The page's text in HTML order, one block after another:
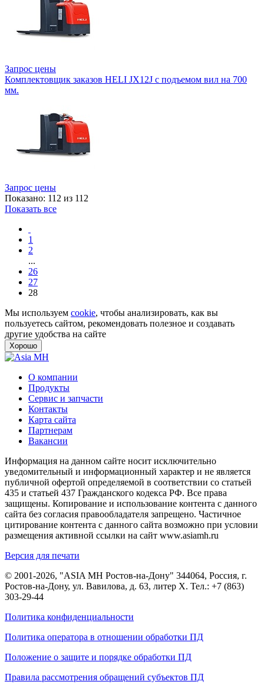
Запрос цены
Комплектовщик заказов HELI JX12J с подъемом вил на 700
мм.
Запрос цены
Показано: 112 из 112
Показать все
1
2
...
26
27
28
Мы используем cookie, чтобы анализировать, как вы
пользуетесь сайтом, рекомендовать полезное и создавать
другие удобства на сайте
Хорошо
О компании
Продукты
Сервис и запчасти
Контакты
Карта сайта
Партнерам
Вакансии
Информация на данном сайте носит исключительно
уведомительный и информационный характер и не является
публичной офертой определяемой в соответствии со статьей
435 и статьей 437 Гражданского кодекса РФ. Все права
защищены. Копирование и использование контента с данного
сайта без согласия правообладателя запрещено. Частичное
цитирование контента с данного сайта возможно при условии
размещения активной ссылки на сайт www.asiamh.ru
Версия для печати
© 2001-2026, "ASIA MH Ростов-на-Дону" 344064, Россия, г.
Ростов-на-Дону, ул. Вавилова, д. 63, литер Х. Тел.: +7 (863)
303-29-44
Политика конфиденциальности
Политика оператора в отношении обработки ПД
Положение о защите и порядке обработки ПД
Правила рассмотрения обращений субъектов ПД